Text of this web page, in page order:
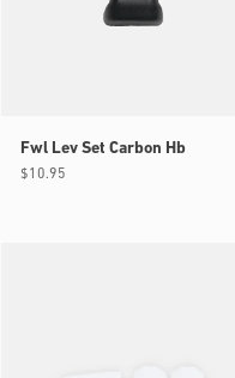
Fwl Lev Set Carbon Hb
Обычная
$10.95